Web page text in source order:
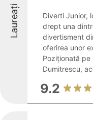
Laureați
Diverti Junior,
drept una
divertisment
oferirea unor
Poziționată pe
Dumitrescu,
9.2